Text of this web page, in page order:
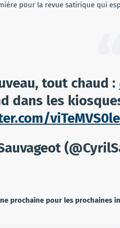
pour la revue satirique qui
tout chaud :
dans les
viTeMVS0le
prochaine pour les prochaines